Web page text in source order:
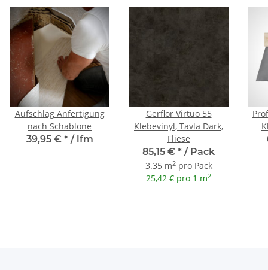
Aufschlag Anfertigung
nach Schablone
39,95 € */ lfm
Gerflor Virtuo 55
Klebevinyl, Tavla Dark,
Fliese
85,15 € * / Pack
3.35 m2pro Pack
25,42 € pro 1 m2